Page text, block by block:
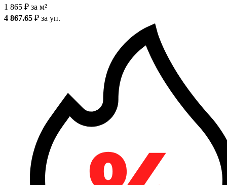
1 865 ₽ за м²
4 867.65 ₽ за уп.